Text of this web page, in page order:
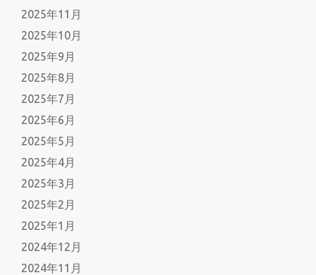
2025年11月
2025年10月
2025年9月
2025年8月
2025年7月
2025年6月
2025年5月
2025年4月
2025年3月
2025年2月
2025年1月
2024年12月
2024年11月